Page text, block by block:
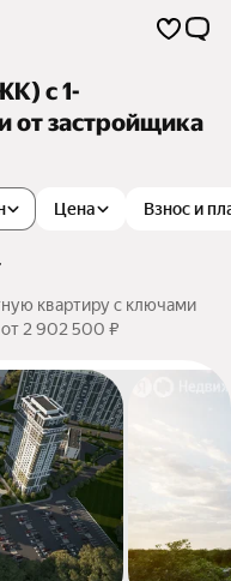
с 1-
от застройщика
Цена Взнос и
квартиру с ключами
от 2 902 500 ₽